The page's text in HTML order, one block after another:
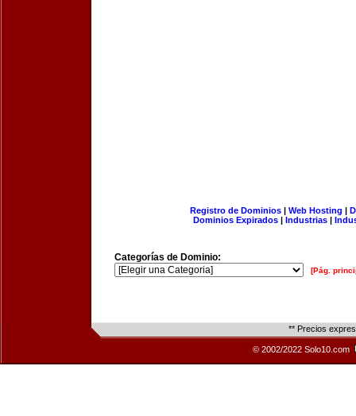
Registro de Dominios| Web Hosting |
Dominios Expirados | Industrias |
Categorías de Dominio:
[Pág.
** Precios
© 2002/2022 Solo10.com